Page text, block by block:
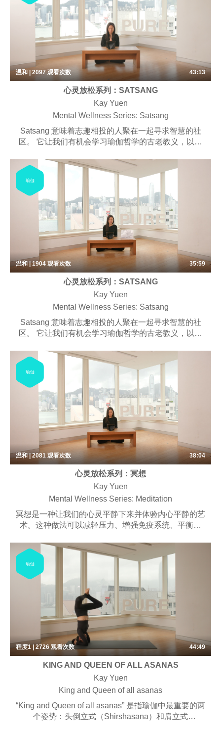
温和 | 2097 观看次数 43:13
心灵放松系列：SATSANG
Kay Yuen
Mental Wellness Series: Satsang
Satsang 意味着志趣相投的人聚在一起寻求智慧的社
区。 它让我们有机会学习瑜伽哲学的古老教义，以及
奋精神，改变我们的思维方式，创造积极的想法并改善
我们的心理和精神健康。
瑜伽
温和 | 1904观看次数 35:59
心灵放松系列：SATSANG
Kay Yuen
Mental Wellness Series: Satsang
Satsang 意味着志趣相投的人聚在一起寻求智慧的社
区。 它让我们有机会学习瑜伽哲学的古老教义，以及
奋精神，改变我们的思维方式，创造积极的想法并改善
我们的心理和精神健康。
瑜伽
温和 | 2081观看次数 38:04
心灵放松系列：冥想
Kay Yuen
Mental Wellness Series: Meditation
冥想是一种让我们的心灵平静下来并体验内心平静的艺
术。这种做法可以减轻压力、增强免疫系统、平衡情
不仅仅是一种放松，它还能让你积极地应对世界给你带
来的一切。我们特别设计的课程让您有机会有效地重置
瑜伽
程度1 | 2726 观看次数 44:49
KING AND QUEEN OF ALL ASANAS
Kay Yuen
King and Queen of all asanas
“King and Queen of all asanas” 是指瑜伽中最重要的两
个姿势：头倒立式（Shirshasana）和肩立式